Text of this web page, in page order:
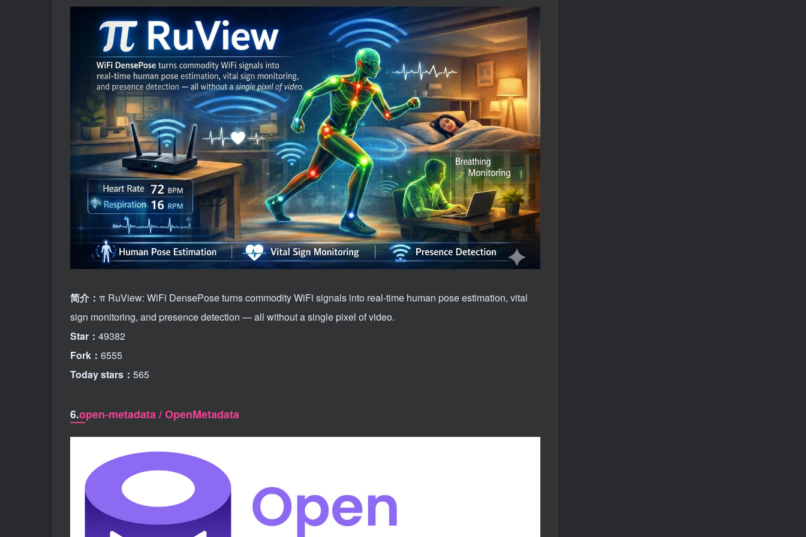
简介： π RuView: WiFi DensePose turns commodity WiFi signals into real-time human pose estimation, vital
sign monitoring, and presence detection — all without a single pixel of video.
Star： 49382
Fork： 6555
Today stars： 565
6.open-metadata / OpenMetadata